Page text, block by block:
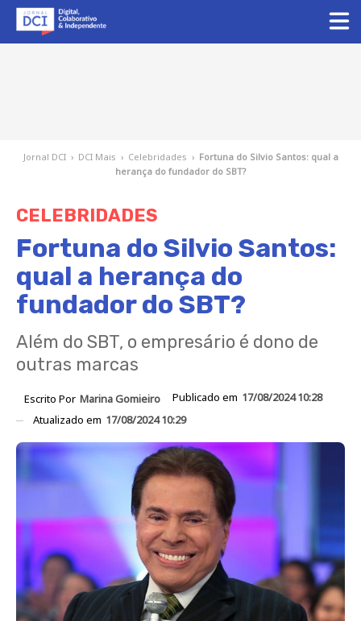
Jornal DCI › DCI Mais › Celebridades › Fortuna do Silvio Santos: qual a
herança do fundador do SBT?
CELEBRIDADES
Fortuna do Silvio Santos:
qual a herança do
fundador do SBT?
Além do SBT, o empresário é dono de
outras marcas
Escrito Por Marina Gomieiro Publicado em 17/08/2024 10:28
Atualizado em 17/08/2024 10:29